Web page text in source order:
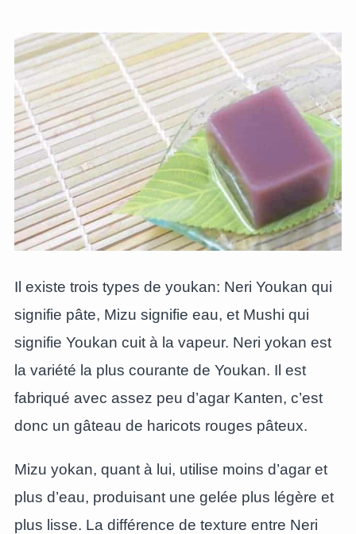
Il existe trois types de youkan: Neri Youkan qui
signifie pâte, Mizu signifie eau, et Mushi qui
signifie Youkan cuit à la vapeur. Neri yokan est
la variété la plus courante de Youkan. Il est
fabriqué avec assez peu d’agar Kanten, c’est
donc un gâteau de haricots rouges pâteux.
Mizu yokan, quant à lui, utilise moins d’agar et
plus d’eau, produisant une gelée plus légère et
plus lisse. La différence de texture entre Neri